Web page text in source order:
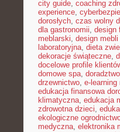
city guide, coaching
experience,
dorosłych, czas wolny
dla gastronomii, design
meblarski, design
laboratoryjna, dieta
dekoracje świąteczne,
docelowe profile
domowe spa,
drzewnictwo, e-learning
edukacja finansowa
klimatyczna, edukacja
zdrowotna dzieci,
ekologiczne
medyczna, elektronika